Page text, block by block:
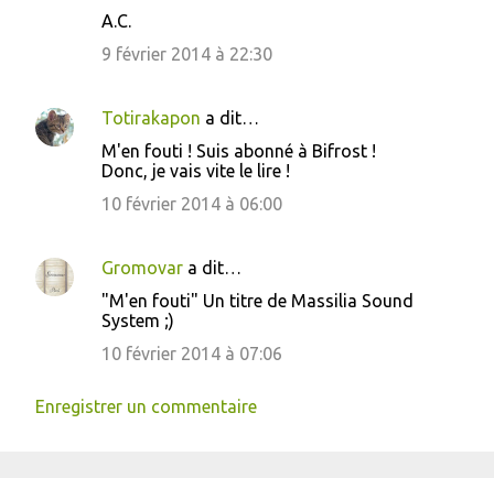
A.C.
9 février 2014 à 22:30
Totirakapon a dit…
M'en fouti ! Suis abonné à Bifrost !
Donc, je vais vite le lire !
10 février 2014 à 06:00
Gromovar a dit…
"M'en fouti" Un titre de Massilia Sound
System ;)
10 février 2014 à 07:06
Enregistrer un commentaire